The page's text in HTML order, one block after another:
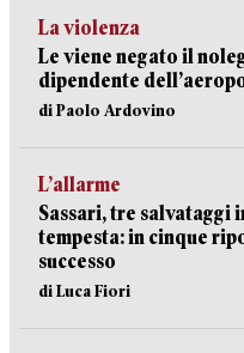
La violenza
Le viene negato il
dipendente
di Paolo Ardovino
L’allarme
Sassari, tre salvataggi
tempesta: in cinque
successo
di Luca Fiori